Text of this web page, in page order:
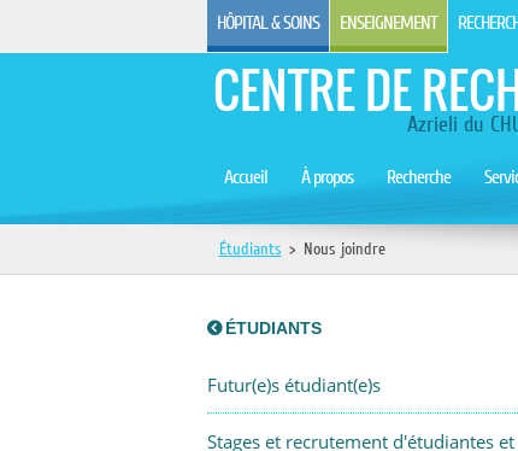
HÔPITAL & SOINS ENSEIGNEMENT
CENTRE DEAzrieli du
Accueil À propos Recherche
Étudiants > Nous joindre
ÉTUDIANTS
Futur(e)s étudiant(e)s
Stages et recrutement d'étudiantes et